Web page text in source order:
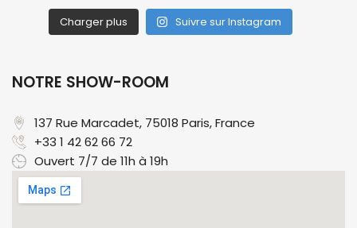
Charger plus Suivre sur Instagram
NOTRE SHOW-ROOM
137 Rue Marcadet, 75018 Paris, France​
+33 1 42 62 66 72
Ouvert 7/7 de 11h à 19h